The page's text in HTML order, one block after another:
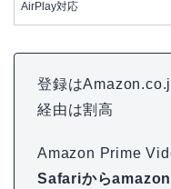
AirPlay対応
登録は
経由は割高
Amazon Prime
Safariから